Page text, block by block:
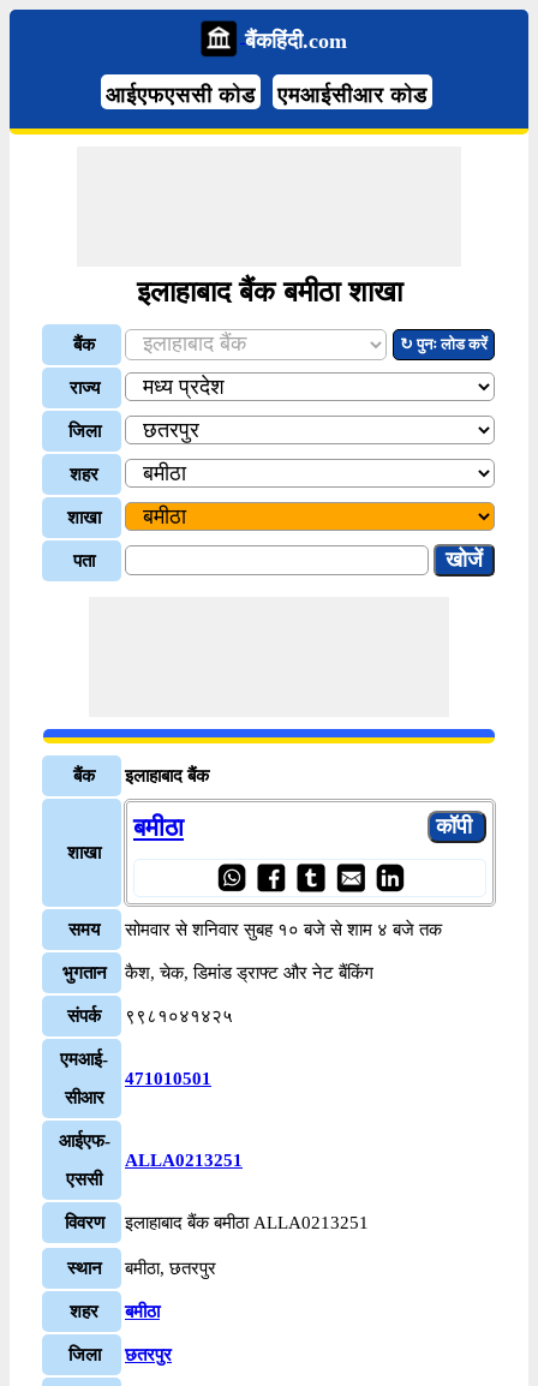
बैंकहिंदी.com
आईएफएससी कोड एमआईसीआर कोड
इलाहाबाद बैंक बमीठा शाखा
बैंक ↻ पुनः लोड करें
राज्य
जिला
शहर
शाखा
पता
बैंक इलाहाबाद बैंक
शाखा
बमीठा
समय सोमवार से शनिवार सुबह १० बजे से शाम ४ बजे तक
भुगतान कैश, चेक, डिमांड ड्राफ्ट और नेट बैंकिंग
संपर्क ९९८१०४१४२५
एमआई-
सीआर
471010501
आईएफ-
एससी
ALLA0213251
विवरण इलाहाबाद बैंक बमीठा ALLA0213251
स्थान बमीठा, छतरपुर
शहर बमीठा
जिला छतरपुर